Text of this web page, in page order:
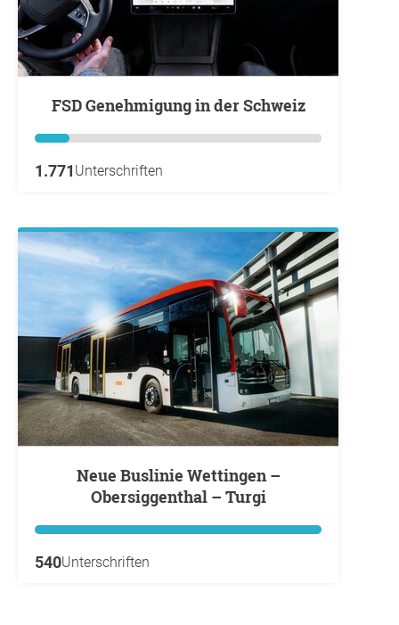
FSD Genehmigung in der Schweiz
1.771 Unterschriften
Neue Buslinie Wettingen –
Obersiggenthal – Turgi
540Unterschriften